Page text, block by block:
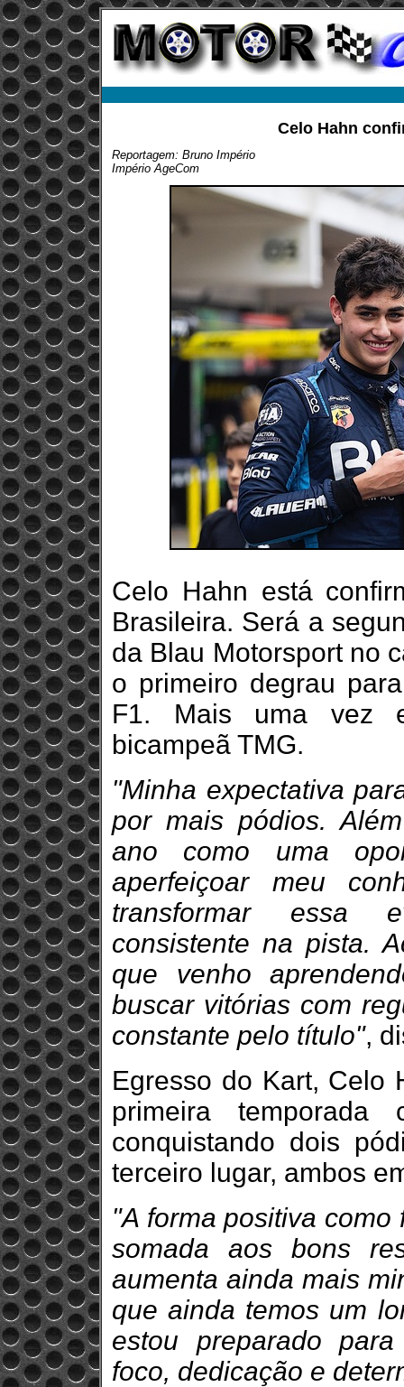
Celo Hahn
Reportagem: Bruno Império
Império AgeCom
Celo Hahn está
Brasileira. Será a
da Blau Motorsport no
o primeiro degrau
F1. Mais uma vez
bicampeã TMG.
"Minha expectativa
por mais pódios.
ano como uma
aperfeiçoar meu
transformar essa
consistente na pista.
que venho
buscar vitórias com
constante pelo título",
Egresso do Kart, Celo
primeira temporada
conquistando dois
terceiro lugar, ambos
"A forma positiva
somada aos bons
aumenta ainda mais
que ainda temos um
estou preparado
foco, dedicação e